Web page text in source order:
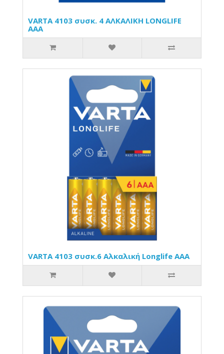
VARTA 4103 συσκ. 4 AΛΚΑΛΙΚΗ LONGLIFE
AAA
VARTA 4103 συσκ.6 Αλκαλική Longlife AAA